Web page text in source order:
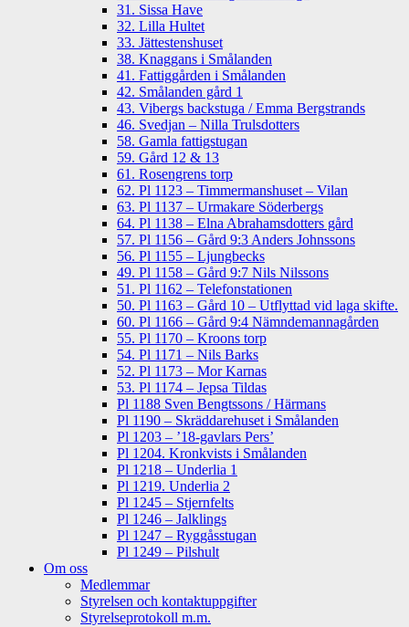
31. Sissa Have
32. Lilla Hultet
33. Jättestenshuset
38. Knaggans i Smålanden
41. Fattiggården i Smålanden
42. Smålanden gård 1
43. Vibergs backstuga / Emma Bergstrands
46. Svedjan – Nilla Trulsdotters
58. Gamla fattigstugan
59. Gård 12 & 13
61. Rosengrens torp
62. Pl 1123 – Timmermanshuset – Vilan
63. Pl 1137 – Urmakare Söderbergs
64. Pl 1138 – Elna Abrahamsdotters gård
57. Pl 1156 – Gård 9:3 Anders Johnssons
56. Pl 1155 – Ljungbecks
49. Pl 1158 – Gård 9:7 Nils Nilssons
51. Pl 1162 – Telefonstationen
50. Pl 1163 – Gård 10 – Utflyttad vid laga skifte.
60. Pl 1166 – Gård 9:4 Nämndemannagården
55. Pl 1170 – Kroons torp
54. Pl 1171 – Nils Barks
52. Pl 1173 – Mor Karnas
53. Pl 1174 – Jepsa Tildas
Pl 1188 Sven Bengtssons / Härmans
Pl 1190 – Skräddarehuset i Smålanden
Pl 1203 – ’18-gavlars Pers’
Pl 1204. Kronkvists i Smålanden
Pl 1218 – Underlia 1
Pl 1219. Underlia 2
Pl 1245 – Stjernfelts
Pl 1246 – Jalklings
Pl 1247 – Ryggåsstugan
Pl 1249 – Pilshult
Om oss
Medlemmar
Styrelsen och kontaktuppgifter
Styrelseprotokoll m.m.